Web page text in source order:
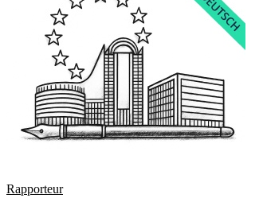
Rapporteur